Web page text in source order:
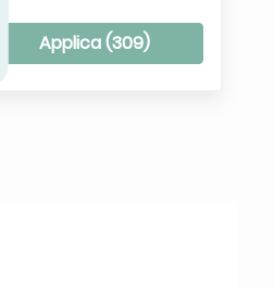
Applica (309)